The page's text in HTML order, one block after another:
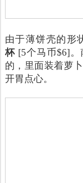
由于薄饼壳的形
杯 [5个马币$6]
的，里面装着萝
开胃点心。